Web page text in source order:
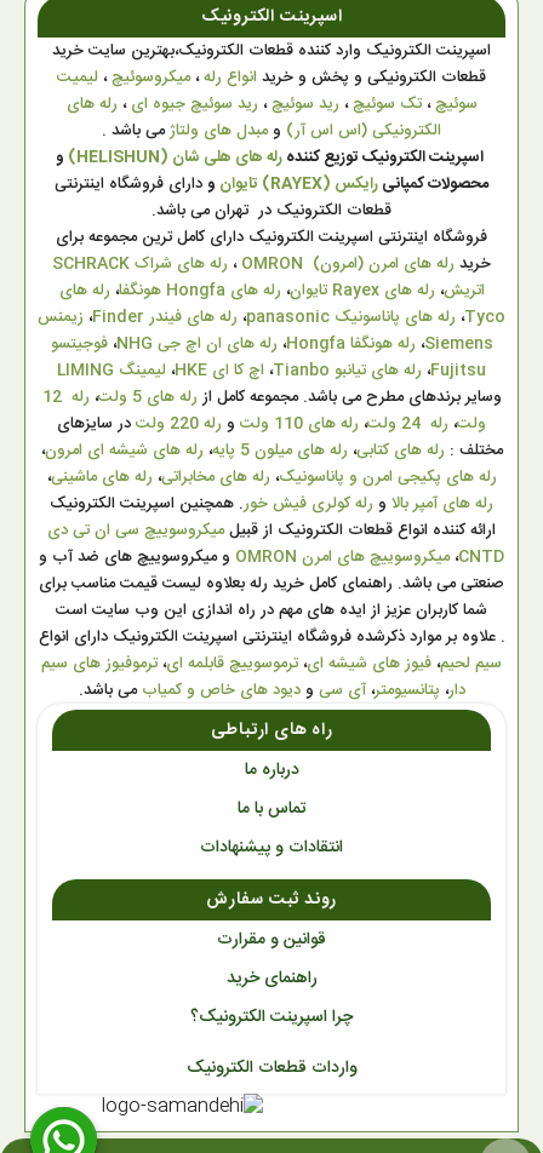
اسپرینت الکترونیک
اسپرینت الکترونیک وارد کننده قطعات الکترونیک،بهترین سایت خرید
قطعات الکترونیکی و پخش و خرید انواع رله،میکروسوئیچ، لیمیت
سوئیچ،تک سوئیچ، رید سوئیچ، رید سوئیچ جیوه ای، رله های
الکترونیکی (اس اس آر) ومبدل های ولتاژمی باشد .
اسپرینت الکترونیک توزیع کنندهرله های هلی شان (HELISHUN)
و
محصولات کمپانیرایکس (RAYEX) تایوان ودارای فروشگاه اینترنتی
قطعات الکترونیک در تهران می باشد.
فروشگاه اینترنتی اسپرینت الکترونیک دارای کامل ترین مجموعه برای
خرید رله های امرن (امرون) OMRON ،
رله های شراک SCHRACK
اتریش، رله های Rayex تایوان ، رله های Hongfa هونگفا ، رله های
Tyco، رله های پاناسونیک panasonic ، رله های فیندر Finder ، زیمنس
Siemens، رله هونگفا Hongfa ، رله های ان اچ جی NHG ،فوجیتسو
Fujitsu، رله های تیانبو Tianbo ، اچ کا ای HKE ، لیمینگ LIMING
وسایر برندهای مطرح می باشد. مجموعه کامل از رله های 5 ولت ،
رله 12
ولت، رله 24 ولت ، رله های 110 ولت و رله 220 ولت
در سایزهای
مختلف : رله های کتابی، رله های میلون 5 پایه ، رله های شیشه ای امرون،
رله های پکیجی امرن و پاناسونیک، رله های مخابراتی، رله های ماشینی،
رله های آمپر بالا و رله کولری فیش خور. همچنین اسپرینت الکترونیک
ارائه کننده انواع قطعات الکترونیک از قبیلمیکروسوییچ سی ان تی دی
CNTD،میکروسوییچ های امرن OMRON
و میکروسوییچ های ضد آب و
صنعتی می باشد. راهنمای کامل خرید رله بعلاوه لیست قیمت مناسب برای
شما کاربران عزیز از ایده های مهم در راه اندازی این وب سایت است
. علاوه بر موارد ذکرشده فروشگاه اینترنتی اسپرینت الکترونیک دارای انواع
سیم لحیم، فیوز های شیشه ای، ترموسوییچ قابلمه ای، ترموفیوز های سیم
دار، پتانسیومتر،آی سی ودیود های خاص و کمیابمی باشد.
راه های ارتباطی
درباره ما
تماس با ما
انتقادات و پیشنهادات
روند ثبت سفارش
قوانین و مقرارت
راهنمای خرید
چرا اسپرینت الکترونیک؟
واردات قطعات الکترونیک